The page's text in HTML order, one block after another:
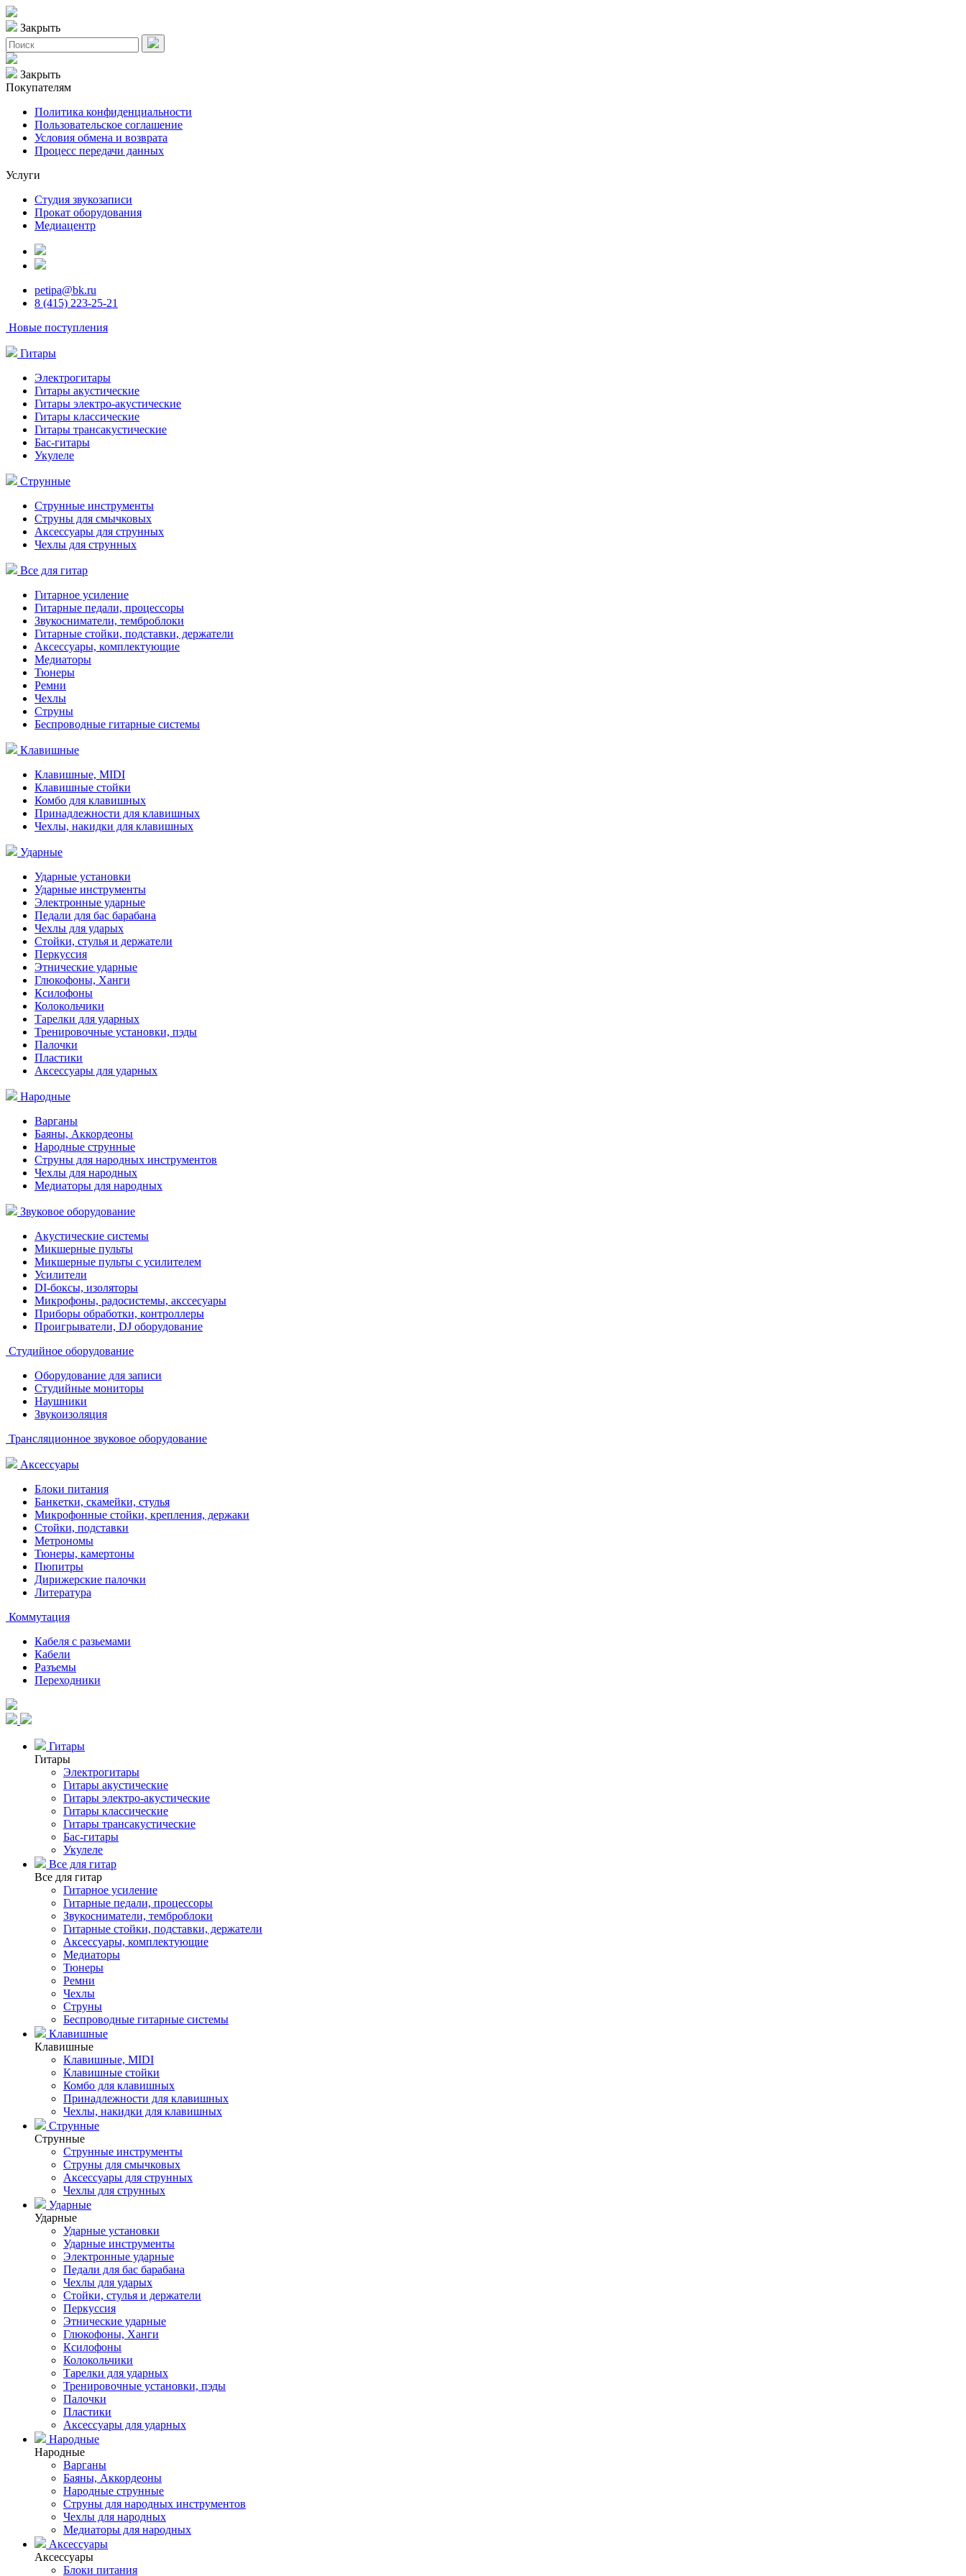
Закрыть
Закрыть
Покупателям
Политика конфиденциальности
Пользовательское соглашение
Условия обмена и возврата
Процесс передачи данных
Услуги
Студия звукозаписи
Прокат оборудования
Медиацентр
petipa@bk.ru
8 (415) 223-25-21
Новые поступления
Гитары
Электрогитары
Гитары акустические
Гитары электро-акустические
Гитары классические
Гитары трансакустические
Бас-гитары
Укулеле
Струнные
Струнные инструменты
Струны для смычковых
Аксессуары для струнных
Чехлы для струнных
Все для гитар
Гитарное усиление
Гитарные педали, процессоры
Звукосниматели, темброблоки
Гитарные стойки, подставки, держатели
Аксессуары, комплектующие
Медиаторы
Тюнеры
Ремни
Чехлы
Струны
Беспроводные гитарные системы
Клавишные
Клавишные, MIDI
Клавишные стойки
Комбо для клавишных
Принадлежности для клавишных
Чехлы, накидки для клавишных
Ударные
Ударные установки
Ударные инструменты
Электронные ударные
Педали для бас барабана
Чехлы для ударых
Стойки, стулья и держатели
Перкуссия
Этнические ударные
Глюкофоны, Ханги
Ксилофоны
Колокольчики
Тарелки для ударных
Тренировочные установки, пэды
Палочки
Пластики
Аксессуары для ударных
Народные
Варганы
Баяны, Аккордеоны
Народные струнные
Струны для народных инструментов
Чехлы для народных
Медиаторы для народных
Звуковое оборудование
Акустические системы
Микшерные пульты
Микшерные пульты с усилителем
Усилители
DI-боксы, изоляторы
Микрофоны, радосистемы, акссесуары
Приборы обработки, контроллеры
Проигрыватели, DJ оборудование
Студийное оборудование
Оборудование для записи
Студийные мониторы
Наушники
Звукоизоляция
Трансляционное звуковое оборудование
Аксессуары
Блоки питания
Банкетки, скамейки, стулья
Микрофонные стойки, крепления, держаки
Стойки, подставки
Метрономы
Тюнеры, камертоны
Пюпитры
Дирижерские палочки
Литература
Коммутация
Кабеля с разьемами
Кабели
Разъемы
Переходники
Гитары
Гитары
Электрогитары
Гитары акустические
Гитары электро-акустические
Гитары классические
Гитары трансакустические
Бас-гитары
Укулеле
Все для гитар
Все для гитар
Гитарное усиление
Гитарные педали, процессоры
Звукосниматели, темброблоки
Гитарные стойки, подставки, держатели
Аксессуары, комплектующие
Медиаторы
Тюнеры
Ремни
Чехлы
Струны
Беспроводные гитарные системы
Клавишные
Клавишные
Клавишные, MIDI
Клавишные стойки
Комбо для клавишных
Принадлежности для клавишных
Чехлы, накидки для клавишных
Струнные
Струнные
Струнные инструменты
Струны для смычковых
Аксессуары для струнных
Чехлы для струнных
Ударные
Ударные
Ударные установки
Ударные инструменты
Электронные ударные
Педали для бас барабана
Чехлы для ударых
Стойки, стулья и держатели
Перкуссия
Этнические ударные
Глюкофоны, Ханги
Ксилофоны
Колокольчики
Тарелки для ударных
Тренировочные установки, пэды
Палочки
Пластики
Аксессуары для ударных
Народные
Народные
Варганы
Баяны, Аккордеоны
Народные струнные
Струны для народных инструментов
Чехлы для народных
Медиаторы для народных
Аксессуары
Аксессуары
Блоки питания